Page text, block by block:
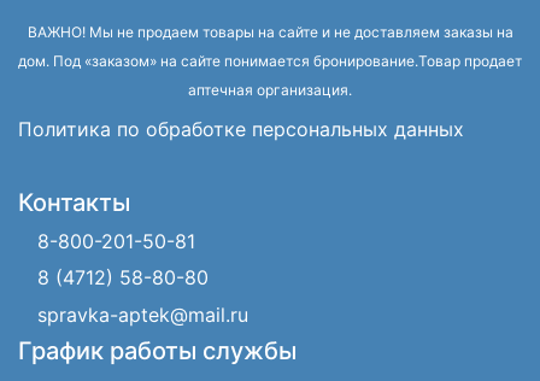
ВАЖНО! Мы не продаем товары на сайте и не доставляем заказы на
дом. Под «заказом» на сайте понимается бронирование.Товар продает
аптечная организация.
Политика по обработке персональных данных
Контакты
8-800-201-50-81
8 (4712) 58-80-80
spravka-aptek@mail.ru
График работы службы